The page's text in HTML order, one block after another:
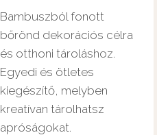
Bambuszból fonott
bőrönd dekorációs célra
és otthoni tároláshoz.
Egyedi és ötletes
kiegészítő, melyben
kreatívan tárolhatsz
apróságokat.